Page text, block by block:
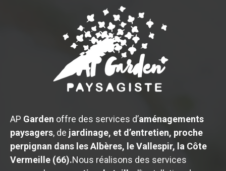
AP Garden offre des services d’aménagements
paysagers, de jardinage, et d’entretien, proche
perpignan dans les Albères, le Vallespir, la Côte
Vermeille (66).Nous réalisons des services